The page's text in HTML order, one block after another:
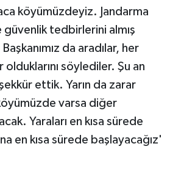
köyümüzdeyiz. Jandarma
tedbirlerini almış
da aradılar, her
söylediler. Şu an
ettik. Yarın da zarar
varsa diğer
Yaraları en kısa sürede
en kısa sürede başlayacağız'